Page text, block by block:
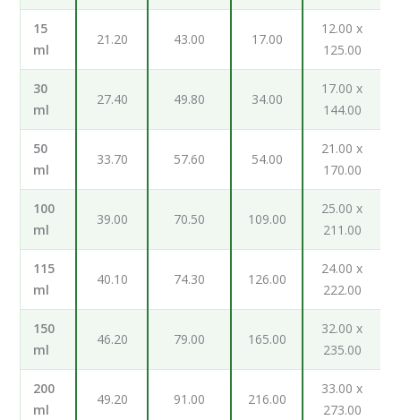
15
ml
21.20 43.00 17.00
12.00 x
125.00
30
ml
27.40 49.80 34.00
17.00 x
144.00
50
ml
33.70 57.60 54.00
21.00 x
170.00
100
ml
39.00 70.50 109.00
25.00 x
211.00
115
ml
40.10 74.30 126.00
24.00 x
222.00
150
ml
46.20 79.00 165.00
32.00 x
235.00
200
ml
49.20 91.00 216.00
33.00 x
273.00